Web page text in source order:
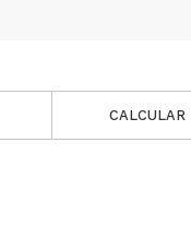
CALCULAR